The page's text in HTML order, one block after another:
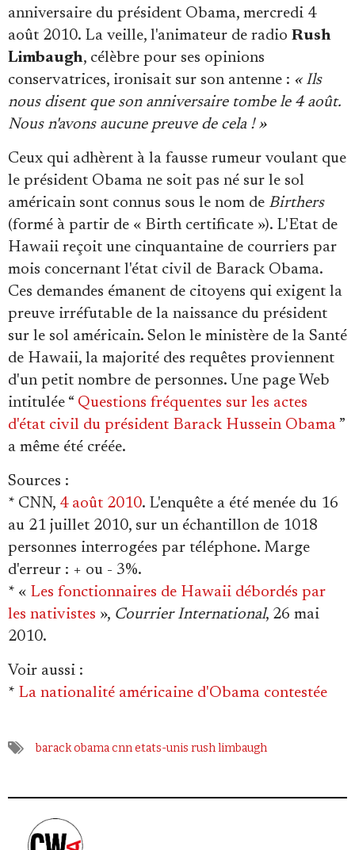
anniversaire du président Obama, mercredi 4
août 2010. La veille, l'animateur de radio Rush
Limbaugh, célèbre pour ses opinions
conservatrices, ironisait sur son antenne : « Ils
nous disent que son anniversaire tombe le 4 août.
Nous n'avons aucune preuve de cela ! »
Ceux qui adhèrent à la fausse rumeur voulant que
le président Obama ne soit pas né sur le sol
américain sont connus sous le nom de Birthers
(formé à partir de « Birth certificate »). L'Etat de
Hawaii reçoit une cinquantaine de courriers par
mois concernant l'état civil de Barack Obama.
Ces demandes émanent de citoyens qui exigent la
preuve irréfutable de la naissance du président
sur le sol américain. Selon le ministère de la Santé
de Hawaii, la majorité des requêtes proviennent
d'un petit nombre de personnes. Une page Web
intitulée “ Questions fréquentes sur les actes
d'état civil du président Barack Hussein Obama ”
a même été créée.
Sources :
* CNN, 4 août 2010. L'enquête a été menée du 16
au 21 juillet 2010, sur un échantillon de 1018
personnes interrogées par téléphone. Marge
d'erreur : + ou - 3%.
* « Les fonctionnaires de Hawaii débordés par
les nativistes », Courrier International, 26 mai
2010.
Voir aussi :
* La nationalité américaine d'Obama contestée
barack obamacnnetats-unis rush limbaugh